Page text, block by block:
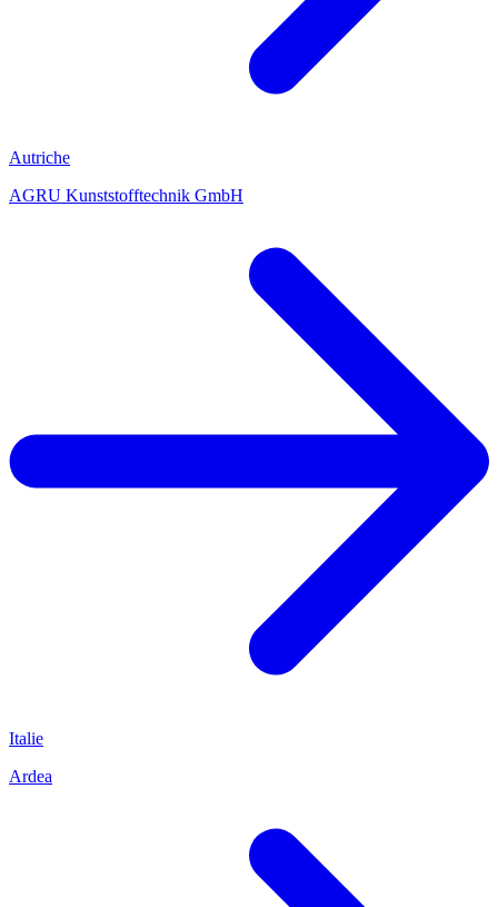
Autriche
AGRU Kunststofftechnik GmbH
Italie
Ardea